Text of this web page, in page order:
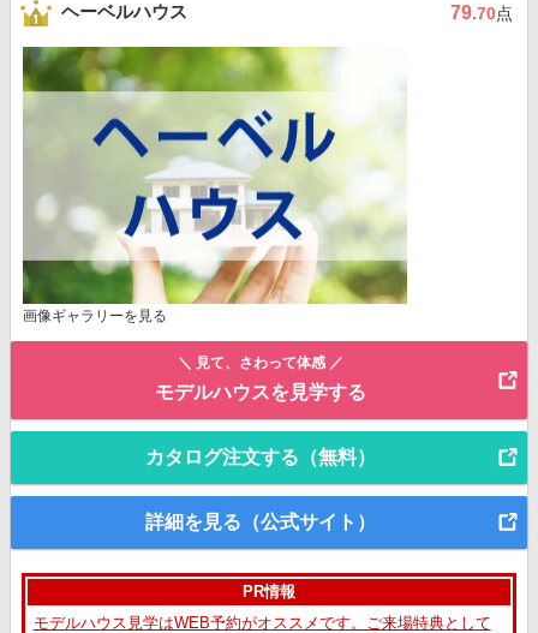
ヘーベルハウス 79.70点
画像ギャラリーを見る
＼ 見て、さわって体感 ／
モデルハウスを見学する
カタログ注文する（無料）
詳細を見る（公式サイト）
PR情報
モデルハウス見学はWEB予約がオススメです。ご来場特典として